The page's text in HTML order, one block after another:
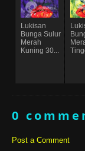
Lukisan
Bunga Sulur
Merah
Kuning 30...
0
Post a Comment